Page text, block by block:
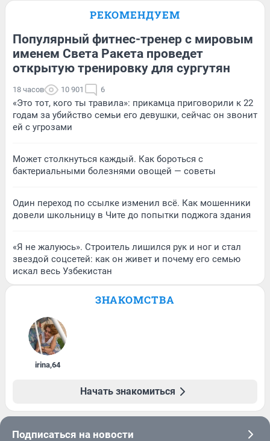
РЕКОМЕНДУЕМ
Популярный фитнес-тренер с мировым
именем Света Ракета проведет
открытую тренировку для сургутян
18 часов 10 901 6
«Это тот, кого ты травила»: прикамца приговорили к 22
годам за убийство семьи его девушки, сейчас он звонит
ей с угрозами
Может столкнуться каждый. Как бороться с
бактериальными болезнями овощей — советы
Один переход по ссылке изменил всё. Как мошенники
довели школьницу в Чите до попытки поджога здания
«Я не жалуюсь». Строитель лишился рук и ног и стал
звездой соцсетей: как он живет и почему его семью
искал весь Узбекистан
ЗНАКОМСТВА
irina,64
Начать знакомиться
Подписаться на новости